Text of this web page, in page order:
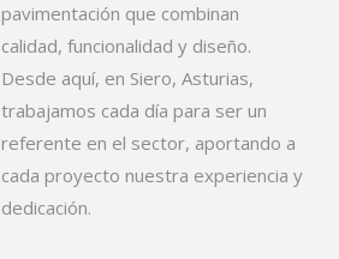
pavimentación que combinan
calidad, funcionalidad y diseño.
Desde aquí, en Siero, Asturias,
trabajamos cada día para ser un
referente en el sector, aportando a
cada proyecto nuestra experiencia y
dedicación.